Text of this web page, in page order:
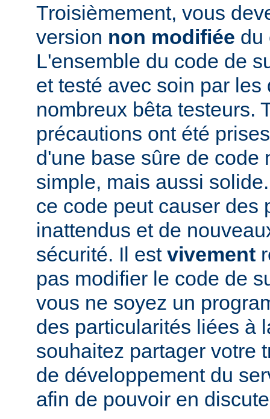
Troisièmement, vous
version non modifiée du
L'ensemble du code de
et testé avec soin par
nombreux bêta testeurs.
précautions ont été
d'une base sûre de code
simple, mais aussi
ce code peut causer des
inattendus et de
sécurité. Il est vivement
pas modifier le code de
vous ne soyez un
des particularités liées à
souhaitez partager votre
de développement du
afin de pouvoir en